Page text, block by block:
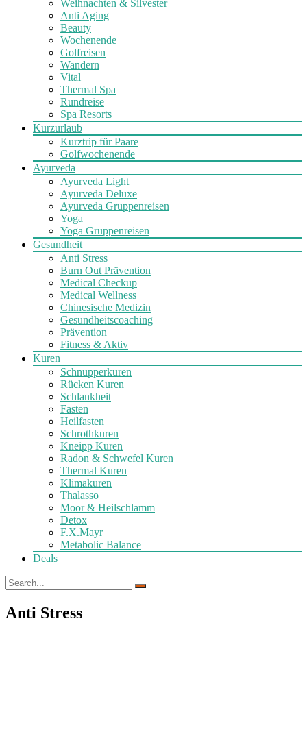
Weihnachten & Silvester
Anti Aging
Beauty
Wochenende
Golfreisen
Wandern
Vital
Thermal Spa
Rundreise
Spa Resorts
Kurzurlaub
Kurztrip für Paare
Golfwochenende
Ayurveda
Ayurveda Light
Ayurveda Deluxe
Ayurveda Gruppenreisen
Yoga
Yoga Gruppenreisen
Gesundheit
Anti Stress
Burn Out Prävention
Medical Checkup
Medical Wellness
Chinesische Medizin
Gesundheitscoaching
Prävention
Fitness & Aktiv
Kuren
Schnupperkuren
Rücken Kuren
Schlankheit
Fasten
Heilfasten
Schrothkuren
Kneipp Kuren
Radon & Schwefel Kuren
Thermal Kuren
Klimakuren
Thalasso
Moor & Heilschlamm
Detox
F.X.Mayr
Metabolic Balance
Deals
Anti Stress